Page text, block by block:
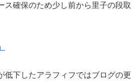
ス確保のため少し前から里子の段取
低下したアラフィフではブログの更